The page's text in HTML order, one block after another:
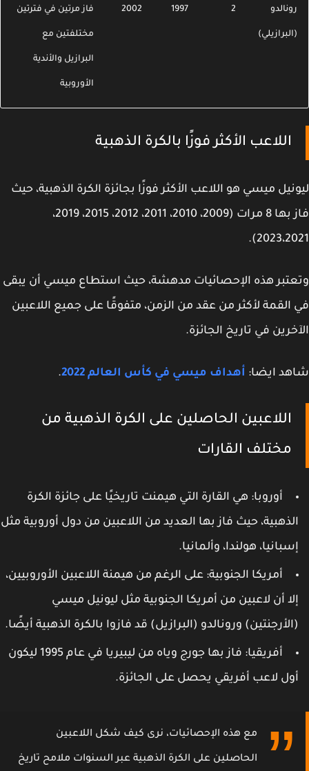
رونالدو
(البرازيلي)
1997
2002 فاز مرتين في فترتين
مختلفتين مع
البرازيل والأندية
الأوروبية
اللاعب الأكثر فوزًا بالكرة الذهبية
ميسي هو اللاعب الأكثر فوزًا بجائزة الكرة الذهبية، حيث
فاز بها 8 مرات (2009، 2010، 2011، 2012، 2015، 2019،
هذه الإحصائيات مدهشة، حيث استطاع ميسي أن يبقى
لأكثر من عقد من الزمن، متفوقًا على جميع اللاعبين
في تاريخ الجائزة.
ايضا:أهداف ميسي في كأس العالم 2022 .
اللاعبين الحاصلين على الكرة الذهبية من
مختلف القارات
أوروبا: هي القارة التي هيمنت تاريخيًا على جائزةالكرة
، حيث فاز بها العديد من اللاعبين من دول أوروبية مثل
هولندا، وألمانيا.
أمريكا الجنوبية: على الرغم من هيمنة اللاعبين الأوروبيين،
أن لاعبين من أمريكا الجنوبية مثل ليونيل ميسي
ورونالدو (البرازيل) قد فازوا بالكرة الذهبية أيضًا.
أفريقيا: فاز بها جورج وياه من ليبيريا في عام 1995 ليكون
لاعب أفريقي يحصل على الجائزة.
مع هذه الإحصائيات، نرى كيف شكل اللاعبين
الحاصلين على الكرة الذهبية عبر السنوات ملامح تاريخ